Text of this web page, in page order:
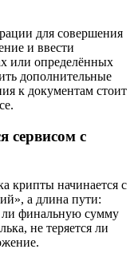
для совершения
и ввести
или определённых
дополнительные
к документам стоит
сервисом с
крипты начинается с
а длина пути:
ли финальную сумму
не теряется ли